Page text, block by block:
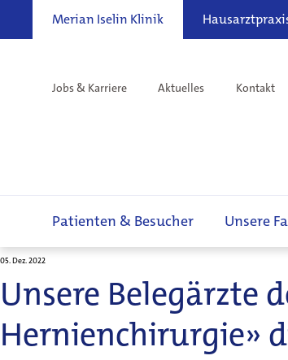
Merian Iselin Klinik
Jobs & Karriere Aktuelles Kontakt
Patienten & Besucher Unsere
05. Dez. 2022
Unsere Belegärzte
Hernienchirurgie»